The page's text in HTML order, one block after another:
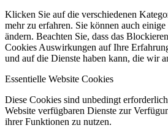
Klicken Sie auf die verschiedenen
mehr zu erfahren. Sie können auch
ändern. Beachten Sie, dass das
Cookies Auswirkungen auf Ihre
und auf die Dienste haben kann, die wir
Essentielle Website Cookies
Diese Cookies sind unbedingt
Website verfügbaren Dienste zur
ihrer Funktionen zu nutzen.